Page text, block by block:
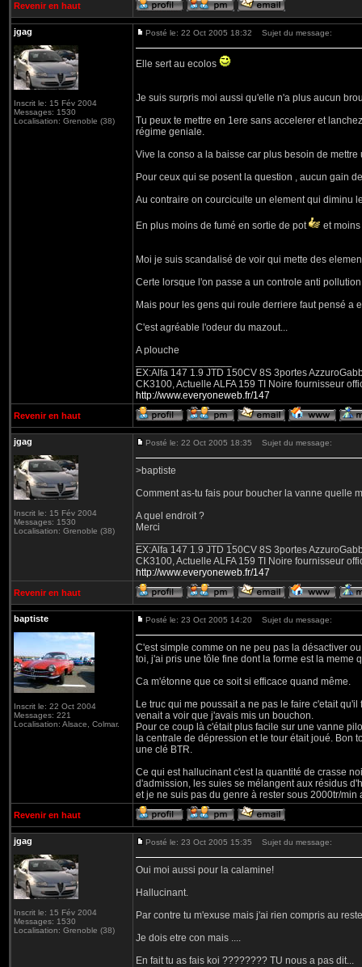
Revenir en haut
jgag
Inscrit le: 15 Fév 2004
Messages: 1530
Localisation: Grenoble (38)
Posté le: 22 Oct 2005 18:32 Sujet du message:
Elle sert au ecolos
Je suis surpris moi aussi qu'elle n'a plus aucun
Tu peux te mettre en 1ere sans accelerer et
régime geniale.
Vive la conso a la baisse car plus besoin de
Pour ceux qui se posent la question , aucun gain
Au contraire on courcicuite un element qui diminu
En plus moins de fumé en sortie de pot et
Moi je suis scandalisé de voir qui mette des
Certe lorsque l'on passe a un controle anti
Mais pour les gens qui roule derriere faut pensé a
C'est agréable l'odeur du mazout...
A plouche
EX:Alfa 147 1.9 JTD 150CV 8S 3portes
CK3100, Actuelle ALFA 159 TI Noire fournisseur
http://www.everyoneweb.fr/147
Revenir en haut
jgag
Inscrit le: 15 Fév 2004
Messages: 1530
Localisation: Grenoble (38)
Posté le: 22 Oct 2005 18:35 Sujet du message:
>baptiste
Comment as-tu fais pour boucher la vanne quelle
A quel endroit ?
Merci
EX:Alfa 147 1.9 JTD 150CV 8S 3portes
CK3100, Actuelle ALFA 159 TI Noire fournisseur
http://www.everyoneweb.fr/147
Revenir en haut
baptiste
Inscrit le: 22 Oct 2004
Messages: 221
Localisation: Alsace, Colmar.
Posté le: 23 Oct 2005 14:20 Sujet du message:
C'est simple comme on ne peu pas la désactiver
toi, j'ai pris une tôle fine dont la forme est la meme
Ca m'étonne que ce soit si efficace quand même.
Le truc qui me poussait a ne pas le faire c'etait
venait a voir que j'avais mis un bouchon.
Pour ce coup là c'était plus facile sur une vanne
la centrale de dépression et le tour était joué. Bon
une clé BTR.
Ce qui est hallucinant c'est la quantité de crasse
d'admission, les suies se mélangent aux résidus
et je ne suis pas du genre à rester sous 2000tr/
Revenir en haut
jgag
Inscrit le: 15 Fév 2004
Messages: 1530
Localisation: Grenoble (38)
Posté le: 23 Oct 2005 15:35 Sujet du message:
Oui moi aussi pour la calamine!
Hallucinant.
Par contre tu m'exuse mais j'ai rien compris au
Je dois etre con mais ....
En fait tu as fais koi ???????? TU nous a pas dit...